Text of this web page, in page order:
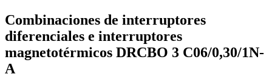
Combinaciones de interruptores
diferenciales e interruptores
magnetotérmicos DRCBO 3 C06/0,30/1N-
A